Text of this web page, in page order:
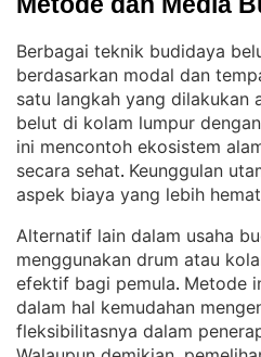
Berbagai teknik budidaya
berdasarkan modal dan
satu langkah yang dilakukan
belut di kolam lumpur
ini mencontoh ekosistem
secara sehat. Keunggulan
aspek biaya yang lebih hemat
Alternatif lain dalam usaha
menggunakan drum atau
efektif bagi pemula. Metode
dalam hal kemudahan
fleksibilitasnya dalam